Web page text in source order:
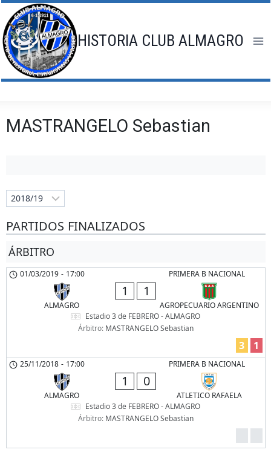
Saltar
al
contenido
HISTORIA CLUB ALMAGRO
MASTRANGELO Sebastian
PARTIDOS FINALIZADOS
ÁRBITRO
PRIMERA B NACIONAL
01/03/2019 - 17:00
ALMAGRO
1 1
AGROPECUARIO ARGENTINO
Estadio 3 de FEBRERO - ALMAGRO
Árbitro: MASTRANGELO Sebastian
3 1
PRIMERA B NACIONAL
25/11/2018 - 17:00
ALMAGRO
1 0
ATLETICO RAFAELA
Estadio 3 de FEBRERO - ALMAGRO
Árbitro: MASTRANGELO Sebastian